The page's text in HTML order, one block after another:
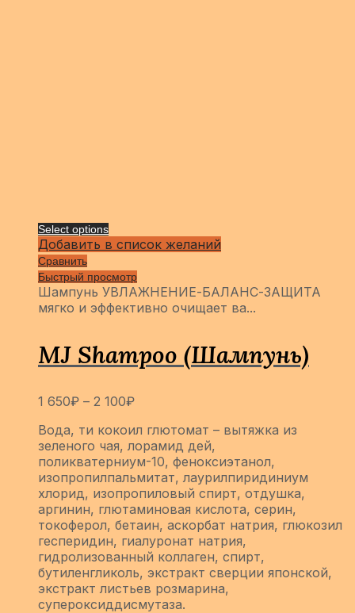
Select options
Добавить в список желаний
Сравнить
Быстрый просмотр
Шампунь УВЛАЖНЕНИЕ-БАЛАНС-ЗАЩИТА
мягко и эффективно очищает ва...
MJ Shampoo (Шампунь)
1 650₽ – 2 100₽
Вода, ти кокоил глютомат – вытяжка из
зеленого чая, лорамид дей,
поликватерниум-10, феноксиэтанол,
изопропилпальмитат, лаурилпиридиниум
хлорид, изопропиловый спирт, отдушка,
аргинин, глютаминовая кислота, серин,
токоферол, бетаин, аскорбат натрия, глюкозил
гесперидин, гиалуронат натрия,
гидролизованный коллаген, спирт,
бутиленгликоль, экстракт сверции японской,
экстракт листьев розмарина,
супероксиддисмутаза.